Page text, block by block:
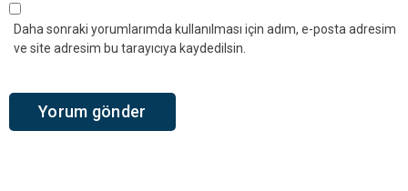
Daha sonraki yorumlarımda kullanılması için adım, e-posta adresim
ve site adresim bu tarayıcıya kaydedilsin.